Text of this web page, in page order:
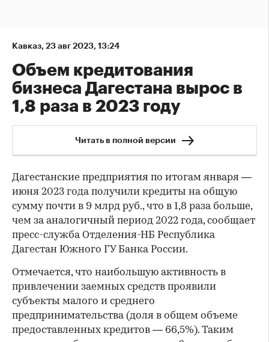
Кавказ, 23 авг 2023, 13:24
Объем кредитования
бизнеса Дагестана вырос в
1,8 раза в 2023 году
Читать в полной версии
Дагестанские предприятия по итогам января —
июня 2023 года получили кредиты на общую
сумму почти в 9 млрд руб., что в 1,8 раза больше,
чем за аналогичный период 2022 года, сообщает
пресс-служба Отделения-НБ Республика
Дагестан Южного ГУ Банка России.
Отмечается, что наибольшую активность в
привлечении заемных средств проявили
субъекты малого и среднего
предпринимательства (доля в общем объеме
предоставленных кредитов — 66,5%). Таким